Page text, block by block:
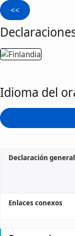
Idioma del
Declaración general
Enlaces conexos